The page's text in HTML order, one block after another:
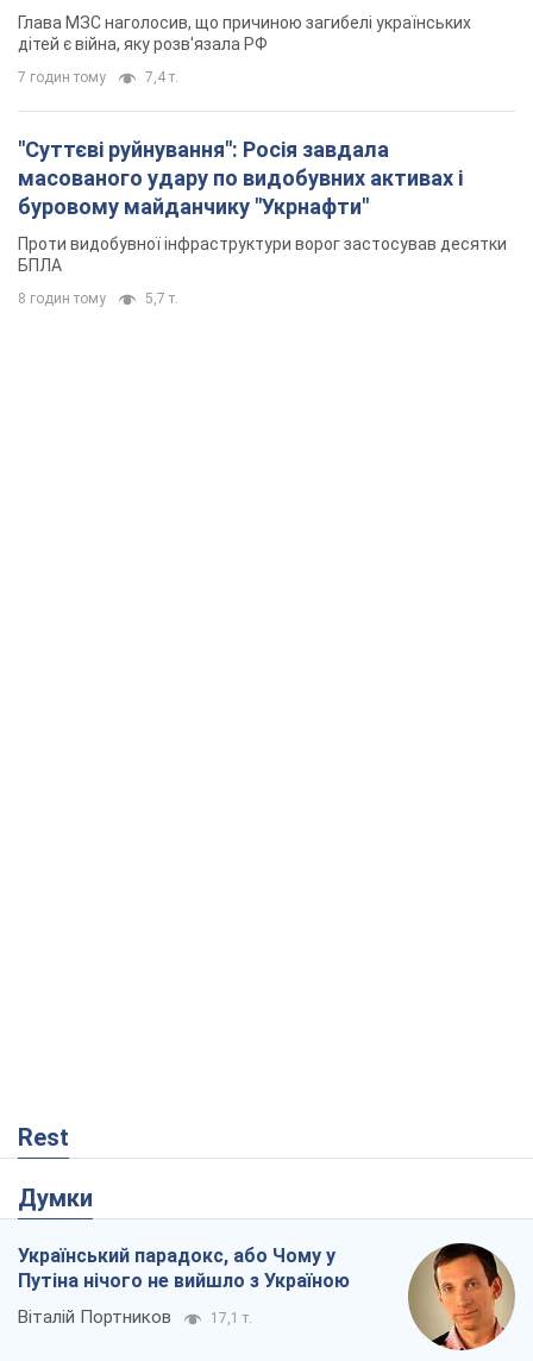
Глава МЗС наголосив, що причиною загибелі українських
дітей є війна, яку розв'язала РФ
7 годин тому 7,4 т.
"Суттєві руйнування": Росія завдала
масованого удару по видобувних активах і
буровому майданчику "Укрнафти"
Проти видобувної інфраструктури ворог застосував десятки
БПЛА
8 годин тому 5,7 т.
Rest
Думки
Український парадокс, або Чому у
Путіна нічого не вийшло з Україною
Віталій Портников 17,1 т.